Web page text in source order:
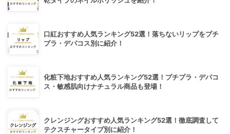
口紅おすすめ人気ランキング52選！落ちないリップをプチ
プラ・デパコス別に紹介！
化粧下地おすすめ人気ランキング52選！プチプラ・デパコ
ス・敏感肌向けナチュラル商品も登場！
クレンジングおすすめ人気ランキング52選！徹底調査して
テクスチャータイプ別に紹介！